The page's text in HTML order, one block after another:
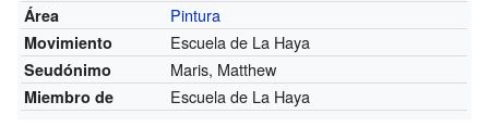
Área Pintura
Movimiento Escuela de La Haya
Seudónimo Maris, Matthew
Miembro de Escuela de La Haya